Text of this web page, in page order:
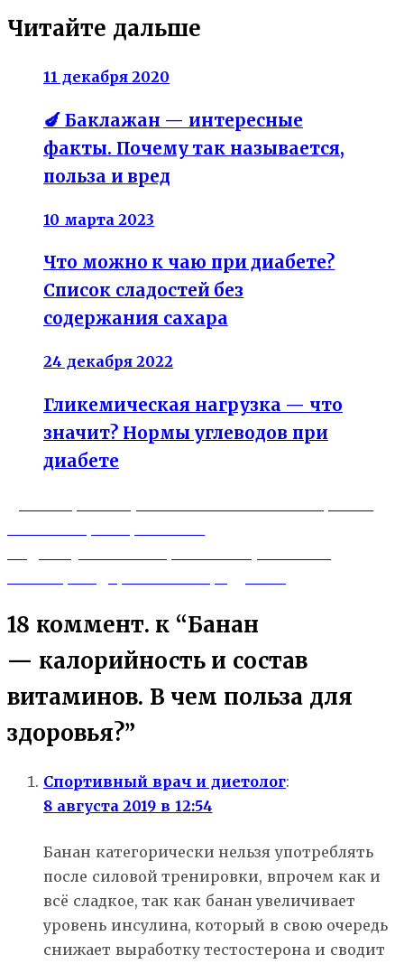
Читайте дальше
11 декабря 2020
🍆 Баклажан — интересные
факты. Почему так называется,
польза и вред
10 марта 2023
Что можно к чаю при диабете?
Список сладостей без
содержания сахара
24 декабря 2022
Гликемическая нагрузка — что
значит? Нормы углеводов при
диабете
Навигация
по
записям
18 коммент. к “Банан
— калорийность и состав
витаминов. В чем польза для
здоровья?”
Спортивный врач и диетолог:
8 августа 2019 в 12:54
Банан категорически нельзя употреблять
после силовой тренировки, впрочем как и
всё сладкое, так как банан увеличивает
уровень инсулина, который в свою очередь
снижает выработку тестостерона и сводит